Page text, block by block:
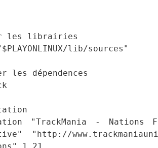
les librairies
lib/sources"
les dépendences
"TrackMania - Nations
"http://